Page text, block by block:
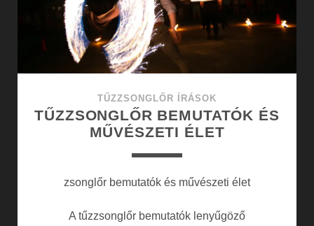
TŰZZSONGLŐR ÍRÁSOK
TŰZZSONGLŐR BEMUTATÓK ÉS
MŰVÉSZETI ÉLET
zsonglőr bemutatók és művészeti élet
A tűzzsonglőr bemutatók lenyűgöző